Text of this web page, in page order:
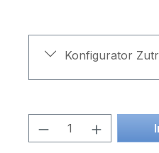
Konfigurator
Produkt